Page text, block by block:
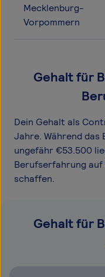
Mecklenburg-
Vorpommern
Gehalt für
Dein Gehalt als
Jahre. Während
ungefähr €53.500
Berufserfahrung
schaffen.
Gehalt für